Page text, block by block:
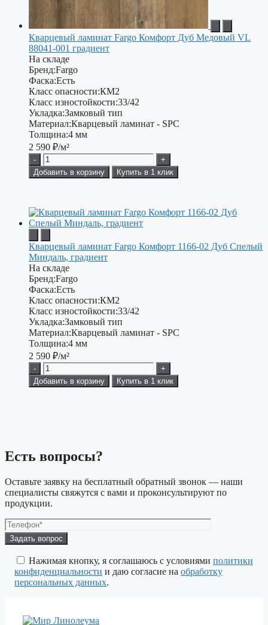
Кварцевый ламинат Fargo Комфорт Дуб Медовый VL
88041-001 градиент
На складе
Бренд:Fargo
Фаска:Есть
Класс опасности:КМ2
Класс изностойкости:33/42
Укладка:Замковый тип
Материал:Кварцевый ламинат - SPC
Толщина:4 мм
2 590 ₽/м²
-
+
Добавить в корзину
Купить в 1 клик
Кварцевый ламинат Fargo Комфорт 1166-02 Дуб Спелый
Миндаль, градиент
На складе
Бренд:Fargo
Фаска:Есть
Класс опасности:КМ2
Класс изностойкости:33/42
Укладка:Замковый тип
Материал:Кварцевый ламинат - SPC
Толщина:4 мм
2 590 ₽/м²
-
+
Добавить в корзину
Купить в 1 клик
Есть вопросы?
Оставьте заявку на бесплатный обратный звонок — наши
специалисты свяжутся с вами и проконсультируют по
продукции.
Оставьте
это
поле
пустым.
Нажимая кнопку, я соглашаюсь с условиями политики
конфиденциальности и даю согласие на обработку
персональных данных.